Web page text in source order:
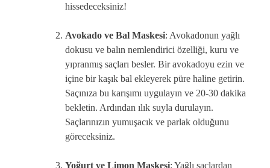
hissedeceksiniz!
Avokado ve Bal Maskesi: Avokadonun yağlı
dokusu ve balın nemlendirici özelliği, kuru ve
yıpranmış saçları besler. Bir avokadoyu ezin ve
içine bir kaşık bal ekleyerek püre haline getirin.
Saçınıza bu karışımı uygulayın ve 20-30 dakika
bekletin. Ardından ılık suyla durulayın.
Saçlarınızın yumuşacık ve parlak olduğunu
göreceksiniz.
Yoğurt ve Limon Maskesi: Yağlı saçlardan